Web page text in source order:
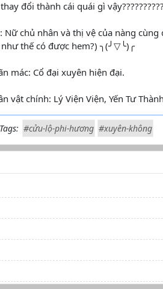
đổi thành cái quái gì vậy??????????
Nữ chủ nhân và thị vệ của nàng
thế có được hem?) ╮(╯▽╰)╭
mác: Cổ đại xuyên hiện đại.
vật chính: Lý Viện Viện, Yến Tư Thành
Tags: #cửu-lộ-phi-hương #xuyên-không